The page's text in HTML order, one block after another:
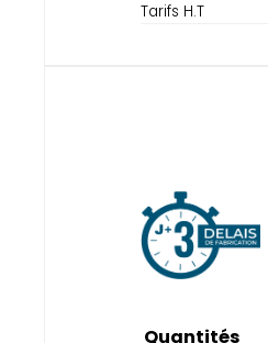
Tarifs H.T
Quantités